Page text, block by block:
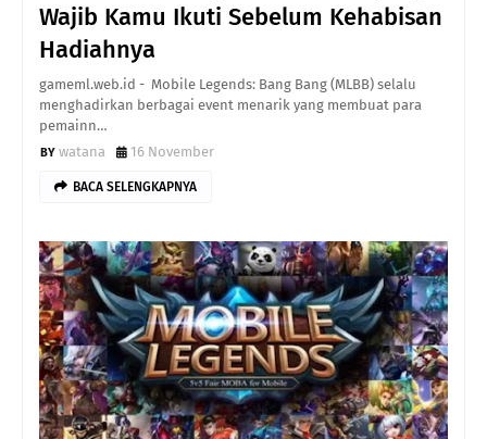
Wajib Kamu Ikuti Sebelum Kehabisan
Hadiahnya
gameml.web.id - Mobile Legends: Bang Bang (MLBB) selalu
menghadirkan berbagai event menarik yang membuat para
pemainn…
watana
16 November
BACA SELENGKAPNYA